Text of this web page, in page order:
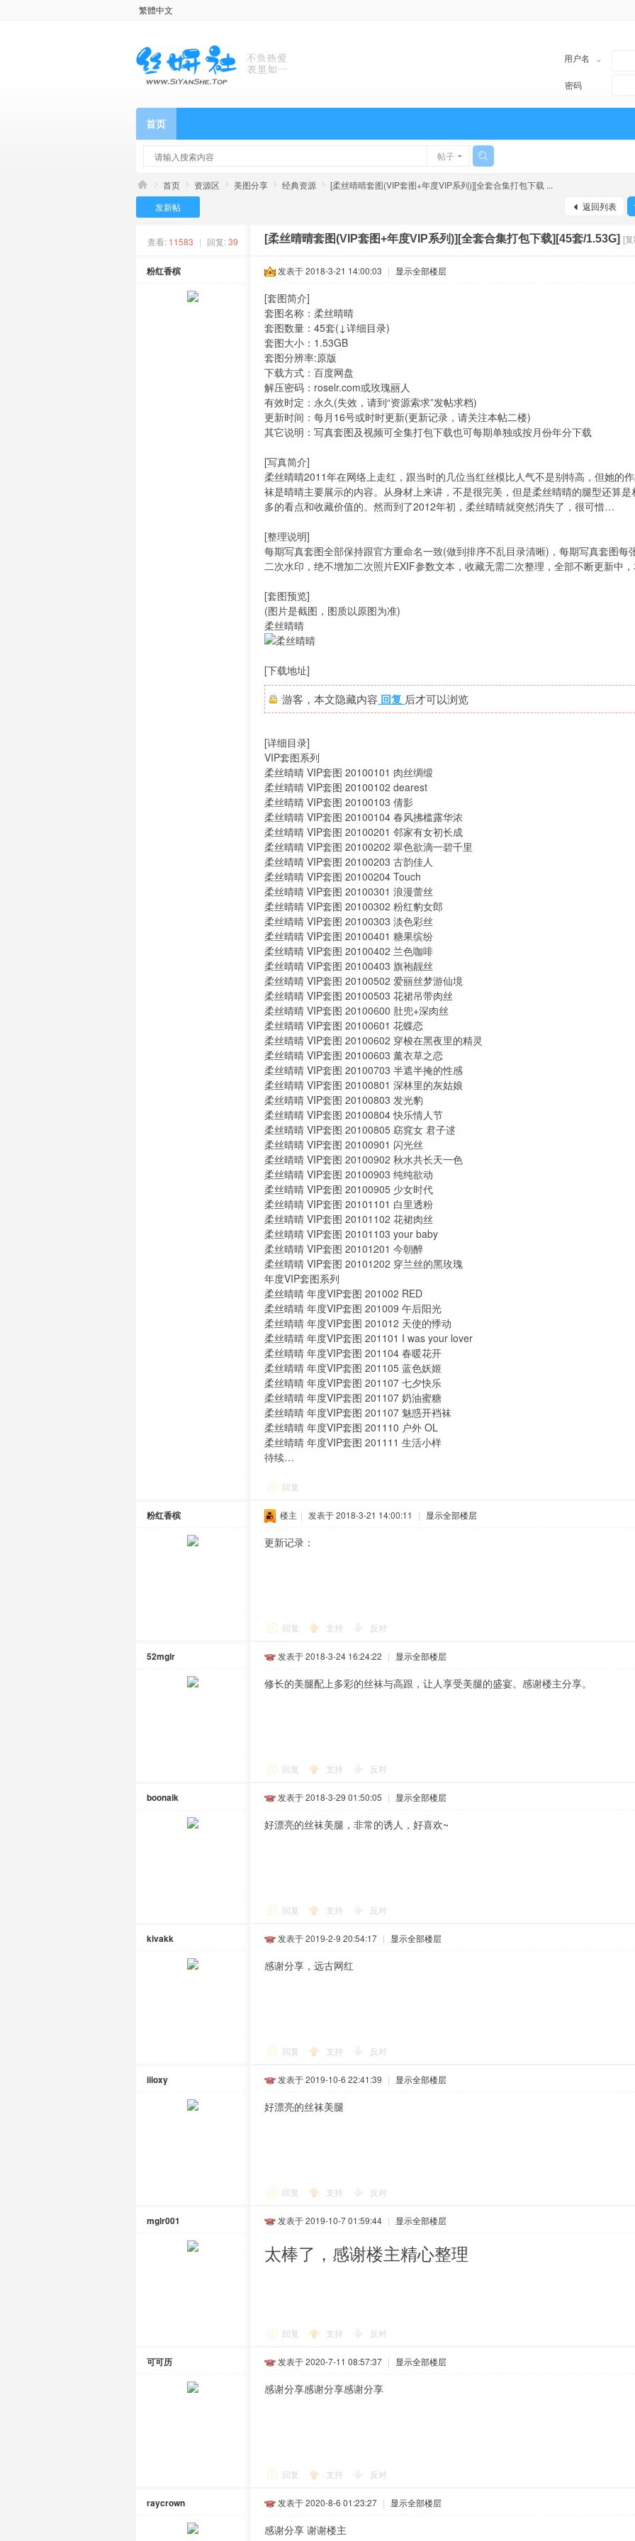
繁體中文
用户名
密码
首页
帖子
首页 资源区 美图分享 经典资源 [柔丝晴晴套图(VIP套图+年度VIP系列)][全套合集打包下载 ...
返回列表
发新帖
查看: 11583 | 回复:39 [柔丝晴晴套图(VIP套图+年度VIP系列)][全套合集打包下载][45套/1.53G] [
粉红香槟 发表于 2018-3-21 14:00:03 | 显示全部楼层
[套图简介]
套图名称：柔丝晴晴
套图数量：45套(↓详细目录)
套图大小：1.53GB
套图分辨率:原版
下载方式：百度网盘
解压密码：roselr.com或玫瑰丽人
有效时定：永久(失效，请到“资源索求”发帖求档)
更新时间：每月16号或时时更新(更新记录，请关注本帖二楼)
其它说明：写真套图及视频可全集打包下载也可每期单独或按月份年分下载
[写真简介]
柔丝晴晴2011年在网络上走红，跟当时的几位当红丝模比人气不是别特高，但她的
袜是晴晴主要展示的内容。从身材上来讲，不是很完美，但是柔丝晴晴的腿型还算
多的看点和收藏价值的。然而到了2012年初，柔丝晴晴就突然消失了，很可惜…
[整理说明]
每期写真套图全部保持跟官方重命名一致(做到排序不乱目录清晰)，每期写真套图每
二次水印，绝不增加二次照片EXIF参数文本，收藏无需二次整理，全部不断更新中
[套图预览]
(图片是截图，图质以原图为准)
柔丝晴晴
[下载地址]
游客，本文隐藏内容 回复 后才可以浏览
[详细目录]
VIP套图系列
柔丝晴晴 VIP套图 20100101 肉丝绸缎
柔丝晴晴 VIP套图 20100102 dearest
柔丝晴晴 VIP套图 20100103 倩影
柔丝晴晴 VIP套图 20100104 春风拂槛露华浓
柔丝晴晴 VIP套图 20100201 邻家有女初长成
柔丝晴晴 VIP套图 20100202 翠色欲滴一碧千里
柔丝晴晴 VIP套图 20100203 古韵佳人
柔丝晴晴 VIP套图 20100204 Touch
柔丝晴晴 VIP套图 20100301 浪漫蕾丝
柔丝晴晴 VIP套图 20100302 粉红豹女郎
柔丝晴晴 VIP套图 20100303 淡色彩丝
柔丝晴晴 VIP套图 20100401 糖果缤纷
柔丝晴晴 VIP套图 20100402 兰色咖啡
柔丝晴晴 VIP套图 20100403 旗袍靓丝
柔丝晴晴 VIP套图 20100502 爱丽丝梦游仙境
柔丝晴晴 VIP套图 20100503 花裙吊带肉丝
柔丝晴晴 VIP套图 20100600 肚兜+深肉丝
柔丝晴晴 VIP套图 20100601 花蝶恋
柔丝晴晴 VIP套图 20100602 穿梭在黑夜里的精灵
柔丝晴晴 VIP套图 20100603 薰衣草之恋
柔丝晴晴 VIP套图 20100703 半遮半掩的性感
柔丝晴晴 VIP套图 20100801 深林里的灰姑娘
柔丝晴晴 VIP套图 20100803 发光豹
柔丝晴晴 VIP套图 20100804 快乐情人节
柔丝晴晴 VIP套图 20100805 窈窕女 君子逑
柔丝晴晴 VIP套图 20100901 闪光丝
柔丝晴晴 VIP套图 20100902 秋水共长天一色
柔丝晴晴 VIP套图 20100903 纯纯欲动
柔丝晴晴 VIP套图 20100905 少女时代
柔丝晴晴 VIP套图 20101101 白里透粉
柔丝晴晴 VIP套图 20101102 花裙肉丝
柔丝晴晴 VIP套图 20101103 your baby
柔丝晴晴 VIP套图 20101201 今朝醉
柔丝晴晴 VIP套图 20101202 穿兰丝的黑玫瑰
年度VIP套图系列
柔丝晴晴 年度VIP套图 201002 RED
柔丝晴晴 年度VIP套图 201009 午后阳光
柔丝晴晴 年度VIP套图 201012 天使的悸动
柔丝晴晴 年度VIP套图 201101 I was your lover
柔丝晴晴 年度VIP套图 201104 春暖花开
柔丝晴晴 年度VIP套图 201105 蓝色妖姬
柔丝晴晴 年度VIP套图 201107 七夕快乐
柔丝晴晴 年度VIP套图 201107 奶油蜜糖
柔丝晴晴 年度VIP套图 201107 魅惑开裆袜
柔丝晴晴 年度VIP套图 201110 户外 OL
柔丝晴晴 年度VIP套图 201111 生活小样
待续…
回复
粉红香槟 楼主 | 发表于 2018-3-21 14:00:11 | 显示全部楼层
更新记录：
回复 支持 反对
52mglr 发表于 2018-3-24 16:24:22 | 显示全部楼层
修长的美腿配上多彩的丝袜与高跟，让人享受美腿的盛宴。感谢楼主分享。
回复 支持 反对
boonaik 发表于 2018-3-29 01:50:05 | 显示全部楼层
好漂亮的丝袜美腿，非常的诱人，好喜欢~
回复 支持 反对
kivakk 发表于 2019-2-9 20:54:17 | 显示全部楼层
感谢分享，远古网红
回复 支持 反对
iiioxy 发表于 2019-10-6 22:41:39 | 显示全部楼层
好漂亮的丝袜美腿
回复 支持 反对
mglr001 发表于 2019-10-7 01:59:44 | 显示全部楼层
太棒了，感谢楼主精心整理
回复 支持 反对
可可历 发表于 2020-7-11 08:57:37 | 显示全部楼层
感谢分享感谢分享感谢分享
回复 支持 反对
raycrown 发表于 2020-8-6 01:23:27 | 显示全部楼层
感谢分享 谢谢楼主